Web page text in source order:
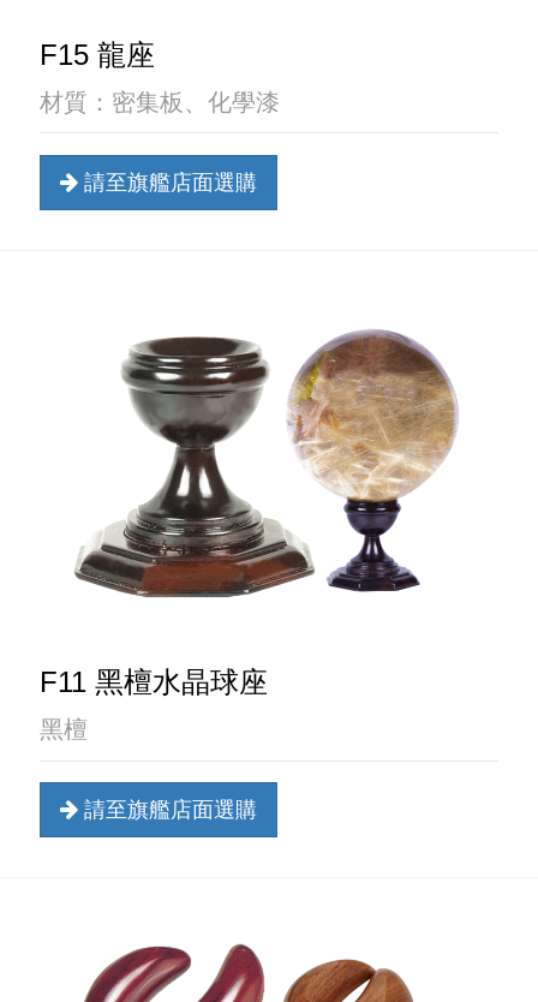
F15 龍座
材質：密集板、化學漆
請至旗艦店面選購
F11 黑檀水晶球座
黑檀
請至旗艦店面選購